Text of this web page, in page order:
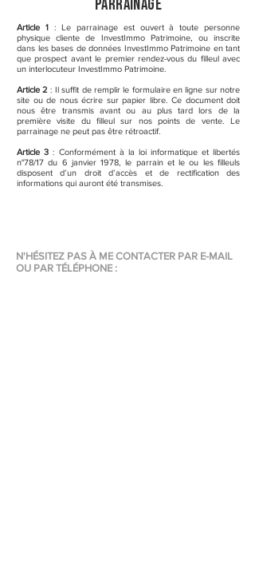
parrainage
Article 1: Le parrainage est ouvert à toute personne
physique cliente de InvestImmo Patrimoine, ou inscrite
dans les bases de données InvestImmo Patrimoine en tant
que prospect avant le premier rendez-vous du filleul avec
un interlocuteur InvestImmo Patrimoine.
Article 2 : Il suffit de remplir le formulaire en ligne sur notre
site ou de nous écrire sur papier libre. Ce document doit
nous être transmis avant ou au plus tard lors de la
première visite du filleul sur nos points de vente. Le
parrainage ne peut pas être rétroactif.
Article 3 : Conformément à la loi informatique et libertés
n°78/17 du 6 janvier 1978, le parrain et le ou les filleuls
disposent d’un droit d’accès et de rectification des
informations qui auront été transmises.
N'HÉSITEZ PAS À ME CONTACTER PAR E-MAIL
OU PAR TÉLÉPHONE :